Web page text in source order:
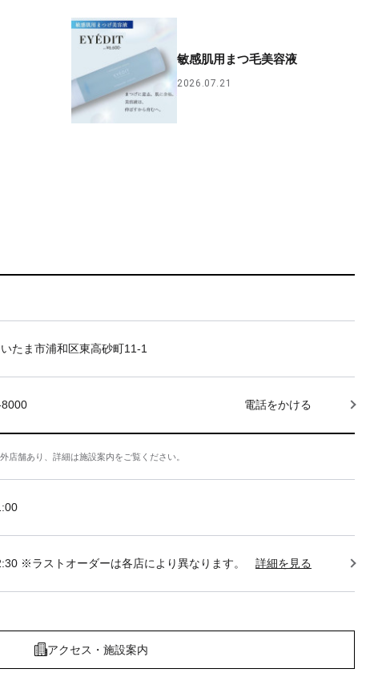
敏感肌用まつ毛美容液
2026.07.21
たま市浦和区東高砂町11-1
電話をかける
店舗あり、詳細は施設案内をご覧ください。
※ラストオーダーは各店により異なります。 詳細を見る
アクセス・施設案内